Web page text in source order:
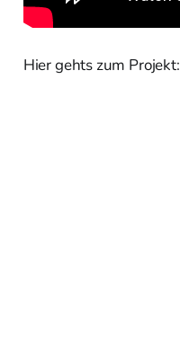
Hier gehts zum Projekt: